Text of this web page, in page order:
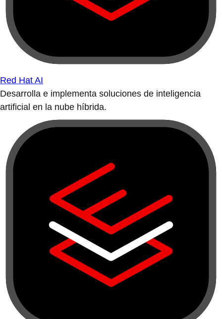
Red Hat AI
Desarrolla e implementa soluciones de inteligencia
artificial en la nube híbrida.